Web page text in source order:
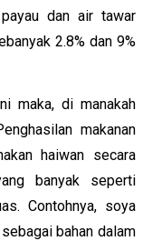
dan air tawar
2.8% dan 9%
maka, di manakah
makanan
haiwan secara
banyak seperti
Contohnya, soya
bahan dalam